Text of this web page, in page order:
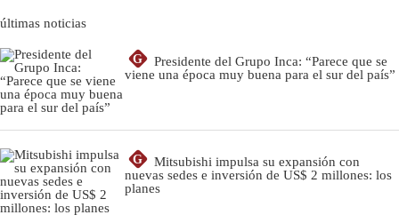
últimas noticias
G
Presidente del Grupo Inca: “Parece que se
viene una época muy buena para el sur del país”
G
Mitsubishi impulsa su expansión con
nuevas sedes e inversión de US$ 2 millones: los
planes